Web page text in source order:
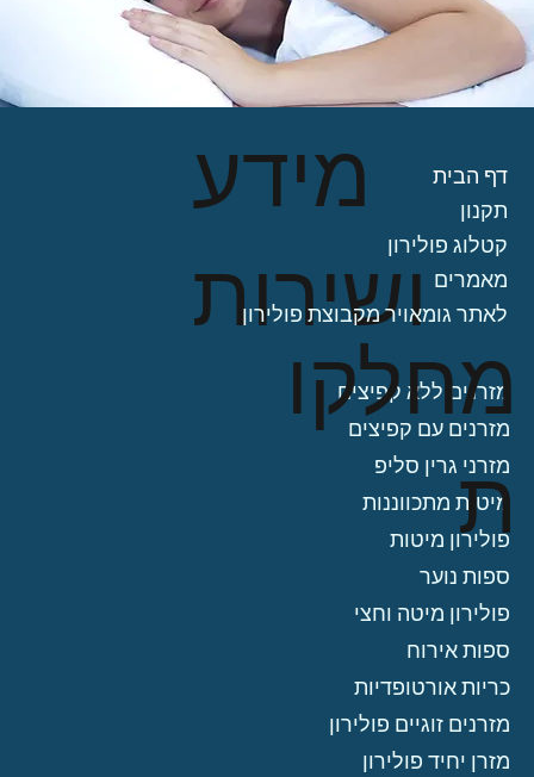
מידע
ושירות
מזרנים ללא קפיצים
מזרנים עם קפיצים
מזרני גרין סליפ
מיטות מתכווננות
פולירון מיטות
ספות נוער
פולירון מיטה וחצי
ספות אירוח
כריות אורטופדיות
מזרנים זוגיים פולירון
מזרן יחיד פולירון
דף הבית
תקנון
קטלוג פולירון
מאמרים
לאתר גומאויר מקבוצת פולירון
מחלקו
ת